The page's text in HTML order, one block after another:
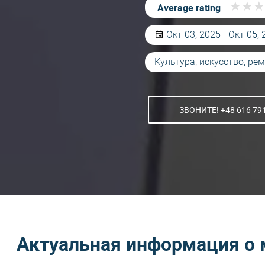
Average rating ★ ★ ★
★ ★ ★
Окт 03, 2025 - Окт 05,
Культура, искусство,
ЗВОНИТЕ! +48 616
Актуальная информация о